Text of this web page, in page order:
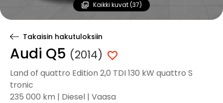
Kaikki kuvat (37)
Takaisin hakutuloksiin
Audi Q5 (2014)
Land of quattro Edition 2,0 TDI 130 kW quattro S
tronic
235 000 km | Diesel | Vaasa